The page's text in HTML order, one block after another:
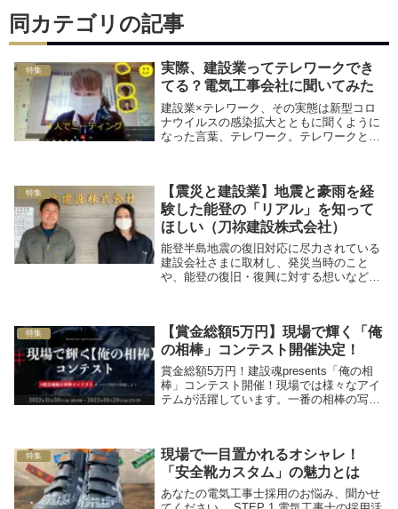
同カテゴリの記事
特集
実際、建設業ってテレワークでき
てる？電気工事会社に聞いてみた
建設業×テレワーク、その実態は新型コロ
ナウイルスの感染拡大とともに聞くように
なった言葉、テレワーク。テレワークと
がテレワークへ...
特集
【震災と建設業】地震と豪雨を経
験した能登の「リアル」を知って
ほしい（刀祢建設株式会社）
能登半島地震の復旧対応に尽力されている
建設会社さまに取材し、発災当時のこと
や、能登の復旧・復興に対する想いなどを
特集
【賞金総額5万円】現場で輝く「俺
の相棒」コンテスト開催決定！
賞金総額5万円！建設魂presents「俺の相
棒」コンテスト開催！現場では様々なアイ
テムが活躍しています。一番の相棒の写真
特集
現場で一目置かれるオシャレ！
「安全靴カスタム」の魅力とは
あなたの電気工事士採用のお悩み、聞かせ